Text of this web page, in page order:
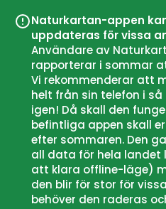
Naturkartan-appen
uppdateras för vissa
Användare av
rapporterar i sommar
Vi rekommenderar att
helt från sin telefon i
igen! Då skall den
befintliga appen skall
efter sommaren. Den
all data för hela landet
att klara offline-läge)
den blir för stor för
behöver den raderas